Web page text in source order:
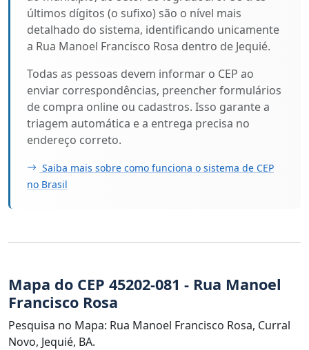
últimos dígitos (o sufixo) são o nível mais
detalhado do sistema, identificando unicamente
a Rua Manoel Francisco Rosa dentro de Jequié.
Todas as pessoas devem informar o CEP ao
enviar correspondências, preencher formulários
de compra online ou cadastros. Isso garante a
triagem automática e a entrega precisa no
endereço correto.
Saiba mais sobre como funciona o sistema de CEP
no Brasil
Mapa do CEP 45202-081 - Rua Manoel
Francisco Rosa
Pesquisa no Mapa: Rua Manoel Francisco Rosa, Curral
Novo, Jequié, BA.